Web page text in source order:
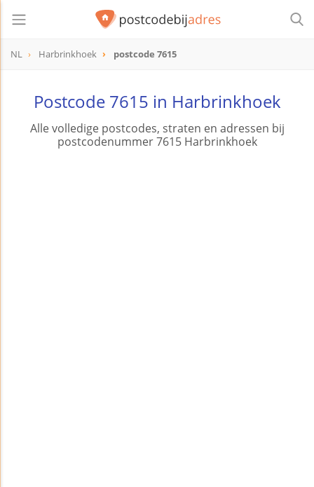
NL Harbrinkhoek postcode 7615
Postcode 7615 in Harbrinkhoek
Alle volledige postcodes, straten en adressen bij
postcodenummer 7615 Harbrinkhoek